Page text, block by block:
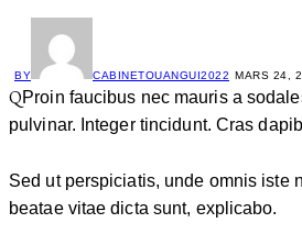
BY CABINETOUANGUI2022 MARS 24,
QProin faucibus nec mauris a
pulvinar. Integer tincidunt. Cras
Sed ut perspiciatis, unde omnis iste
beatae vitae dicta sunt, explicabo.